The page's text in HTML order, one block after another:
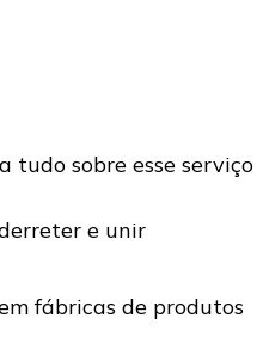
e unir
fábricas de produtos